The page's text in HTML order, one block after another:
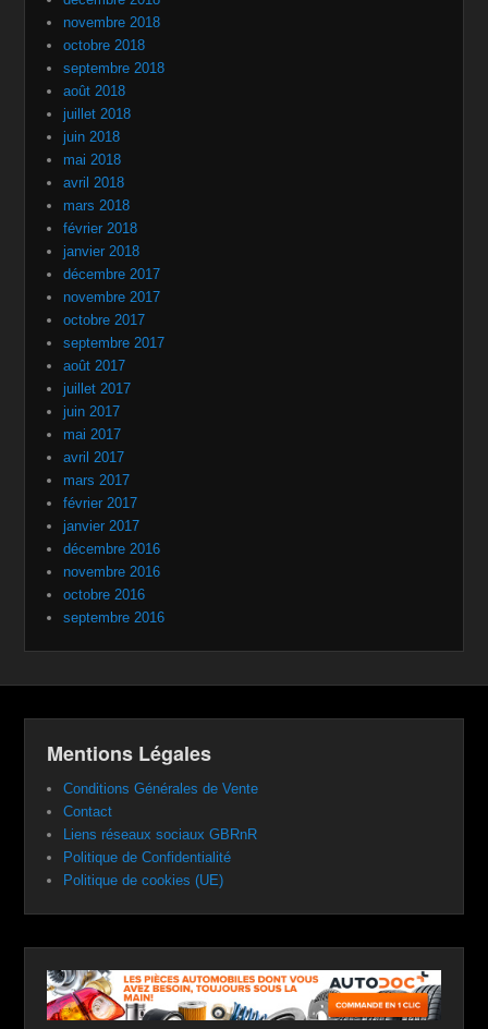
novembre 2018
octobre 2018
septembre 2018
août 2018
juillet 2018
juin 2018
mai 2018
avril 2018
mars 2018
février 2018
janvier 2018
décembre 2017
novembre 2017
octobre 2017
septembre 2017
août 2017
juillet 2017
juin 2017
mai 2017
avril 2017
mars 2017
février 2017
janvier 2017
décembre 2016
novembre 2016
octobre 2016
septembre 2016
Mentions Légales
Conditions Générales de Vente
Contact
Liens réseaux sociaux GBRnR
Politique de Confidentialité
Politique de cookies (UE)